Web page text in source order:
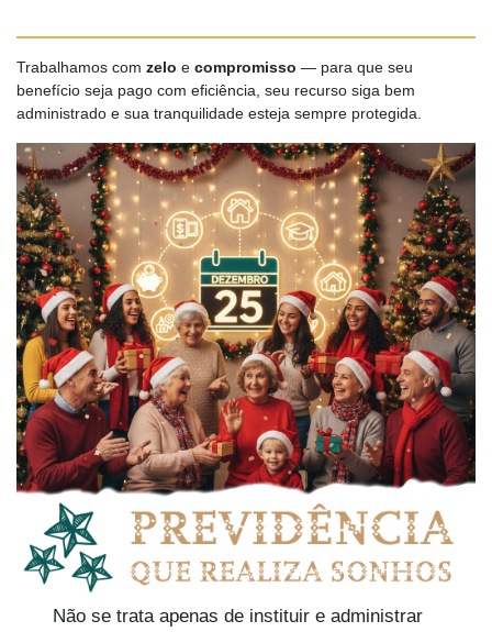
Trabalhamos com zelo e compromisso — para que seu
benefício seja pago com eficiência, seu recurso siga bem
administrado e sua tranquilidade esteja sempre protegida.
Não se trata apenas de instituir e administrar